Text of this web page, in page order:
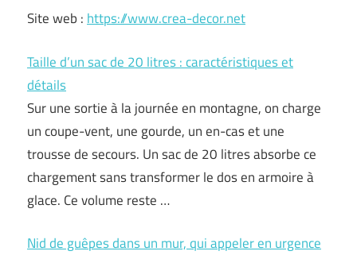
Site web : https://www.crea-decor.net
Taille d’un sac de 20 litres : caractéristiques et
détails
Sur une sortie à la journée en montagne, on charge
un coupe-vent, une gourde, un en-cas et une
trousse de secours. Un sac de 20 litres absorbe ce
chargement sans transformer le dos en armoire à
glace. Ce volume reste …
Nid de guêpes dans un mur, qui appeler en urgence